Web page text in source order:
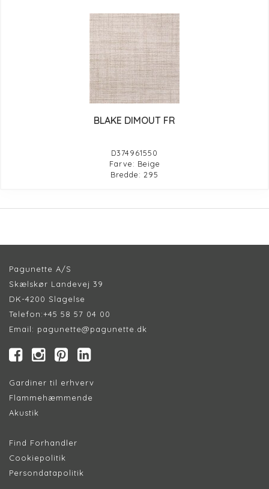
BLAKE DIMOUT FR
D374961550
Farve: Beige
Bredde: 295
Pagunette A/S
Skælskør Landevej 39
DK-4200 Slagelse
Telefon:+45 58 57 04 00
Email: pagunette@pagunette.dk
Gardiner til erhverv
Flammehæmmende
Akustik
Find Forhandler
Cookiepolitik
Persondatapolitik